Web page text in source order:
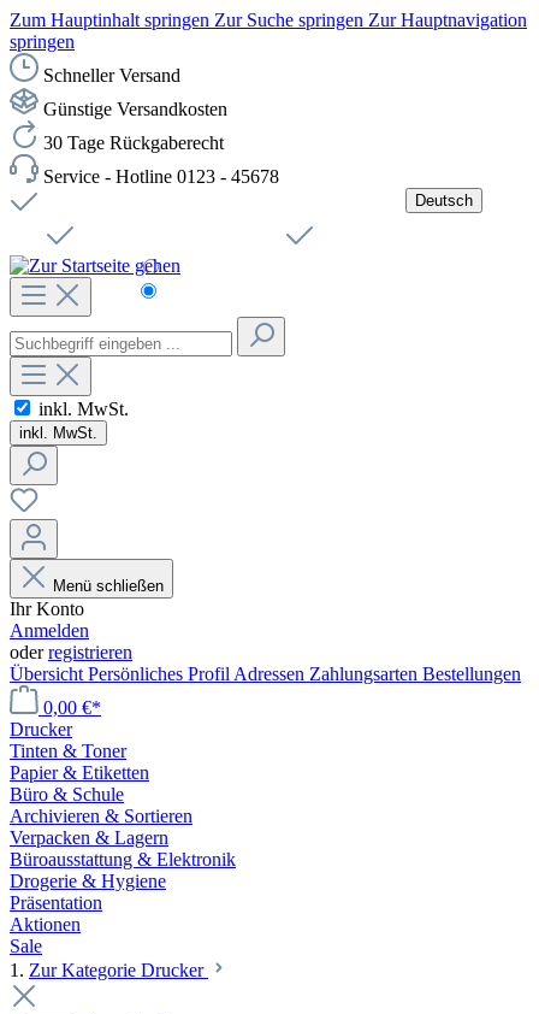
Zum Hauptinhalt springen Zur Suche springen Zur Hauptnavigation
springen
Schneller Versand
Günstige Versandkosten
30 Tage Rückgaberecht
Service - Hotline 0123 - 45678
Deutsch
Čeština
inkl. MwSt.
inkl. MwSt.
Menü schließen
Ihr Konto
Anmelden
oderregistrieren
Übersicht Persönliches Profil Adressen Zahlungsarten Bestellungen
0,00 €*
Drucker
Tinten & Toner
Papier & Etiketten
Büro & Schule
Archivieren & Sortieren
Verpacken & Lagern
Büroausstattung & Elektronik
Drogerie & Hygiene
Präsentation
Aktionen
Sale
1. Zur Kategorie Drucker